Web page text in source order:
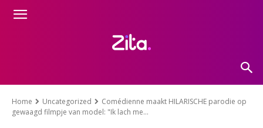
Home Uncategorized
Comédienne maakt HILARISCHE parodie op
gewaagd filmpje van model: "Ik lach me...